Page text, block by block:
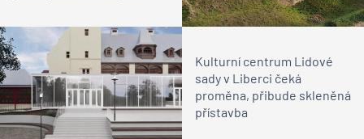
Kulturní centrum Lidové
sady v Liberci čeká
proměna, přibude skleněná
přístavba